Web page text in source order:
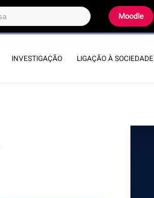
Moodle
INVESTIGAÇÃO LIGAÇÃO À SOCIEDADE